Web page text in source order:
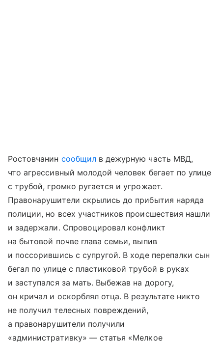
Ростовчанин сообщилв дежурную часть МВД,
что агрессивный молодой человек бегает по улице
с трубой, громко ругается и угрожает.
Правонарушители скрылись до прибытия наряда
полиции, но всех участников происшествия нашли
и задержали. Спровоцировал конфликт
на бытовой почве глава семьи, выпив
и поссорившись с супругой. В ходе перепалки сын
бегал по улице с пластиковой трубой в руках
и заступался за мать. Выбежав на дорогу,
он кричал и оскорблял отца. В результате никто
не получил телесных повреждений,
а правонарушители получили
«административку» — статья «Мелкое